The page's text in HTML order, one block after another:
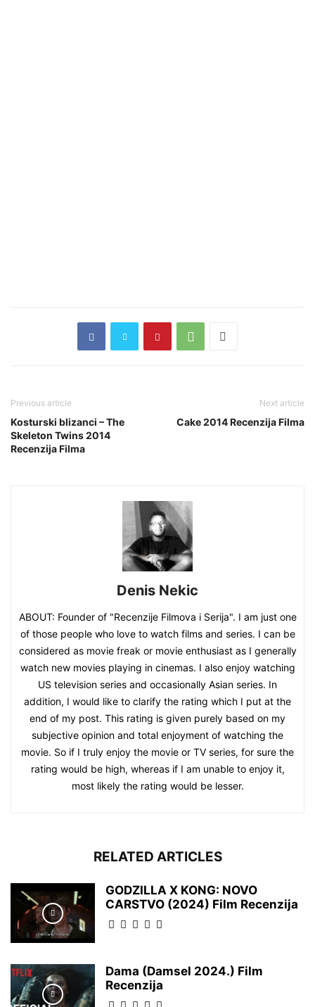
Previous article
Kosturski blizanci – The
Skeleton Twins 2014
Recenzija Filma
Next article
Cake 2014 Recenzija Filma
Denis Nekic
ABOUT: Founder of "Recenzije Filmova i Serija". I am just one
of those people who love to watch films and series. I can be
considered as movie freak or movie enthusiast as I generally
watch new movies playing in cinemas. I also enjoy watching
US television series and occasionally Asian series. In
addition, I would like to clarify the rating which I put at the
end of my post. This rating is given purely based on my
subjective opinion and total enjoyment of watching the
movie. So if I truly enjoy the movie or TV series, for sure the
rating would be high, whereas if I am unable to enjoy it,
most likely the rating would be lesser.
RELATED ARTICLES
GODZILLA X KONG: NOVO
CARSTVO (2024) Film Recenzija
Dama (Damsel 2024.) Film
Recenzija